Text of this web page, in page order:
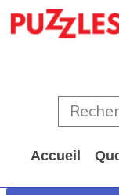
Accueil